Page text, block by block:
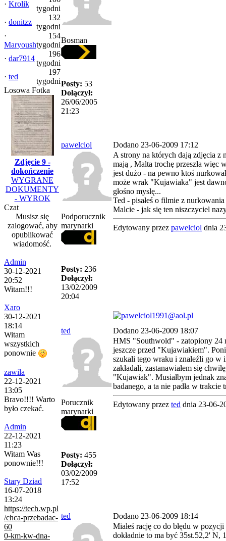
· Krolik
tygodni
· donitzz
132
tygodni
·
Maryoush
154
tygodni
· dar7914
196
tygodni
· ted
197
tygodni
Losowa Fotka
Zdjęcie 9 -
dokończenie
WYGRANE
DOKUMENTY
- WYROK
Czat
Musisz się
zalogować, aby
opublikować
wiadomość.
Admin
30-12-2021
20:52
Witam!!!
Xaro
30-12-2021
18:14
Witam
wszystkich
ponownie
zawila
22-12-2021
13:05
Bravo!!!! Warto
było czekać.
Admin
22-12-2021
11:23
Witam Was
ponownie!!!
Stary Dziad
16-07-2018
13:24
https://tech.wp.pl
/chca-przebadac-
60
0-km-kw-dna-
Bosman
Posty: 53
Dołączył:
26/06/2005
21:23
pawelciol Dodano 23-06-2009 17:12
Podporucznik
marynarki
Posty: 236
Dołączył:
13/02/2009
20:04
A strony na których dają zdjęcia z
mają , Malta trochę przeszła więc
jest dużo - na pewno ktoś
może wrak "Kujawiaka" jest
głośno myslę...
Ted - pisałeś o filmie z
Malcie - jak się ten niszczyciel
Edytowany przez pawelciol dnia
ted Dodano 23-06-2009 18:07
Porucznik
marynarki
Posty: 455
Dołączył:
03/02/2009
17:52
HMS "Southwold" - zatopiony 24
jeszcze przed "Kujawiakiem".
szukali tego wraku i znaleźli go w
zakładali, zastanawiałem się
"Kujawiak". Musiałbym jednak
badanego, a ta nie padła w trakcie
Edytowany przez ted dnia 23-06-
ted Dodano 23-06-2009 18:14
Miałeś rację co do błędu w
dokładnie to ma być 35st.52,2' N,